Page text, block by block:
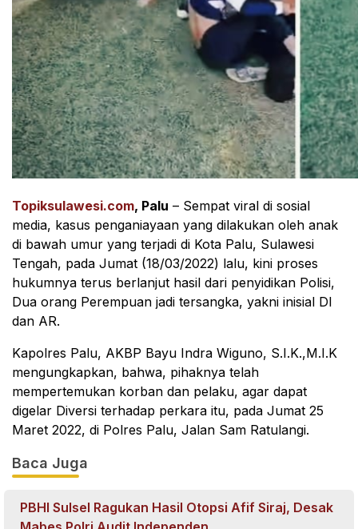
Topiksulawesi.com, Palu – Sempat viral di sosial
media, kasus penganiayaan yang dilakukan oleh anak
di bawah umur yang terjadi di Kota Palu, Sulawesi
Tengah, pada Jumat (18/03/2022) lalu, kini proses
hukumnya terus berlanjut hasil dari penyidikan Polisi,
Dua orang Perempuan jadi tersangka, yakni inisial DI
dan AR.
Kapolres Palu, AKBP Bayu Indra Wiguno, S.I.K.,M.I.K
mengungkapkan, bahwa, pihaknya telah
mempertemukan korban dan pelaku, agar dapat
digelar Diversi terhadap perkara itu, pada Jumat 25
Maret 2022, di Polres Palu, Jalan Sam Ratulangi.
Baca Juga
PBHI Sulsel Ragukan Hasil Otopsi Afif Siraj, Desak